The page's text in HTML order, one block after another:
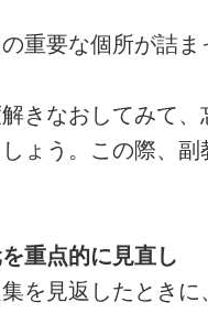
重要な個所が詰
きなおしてみて
ょう。この際、
重点的に見直し
を見返したとき